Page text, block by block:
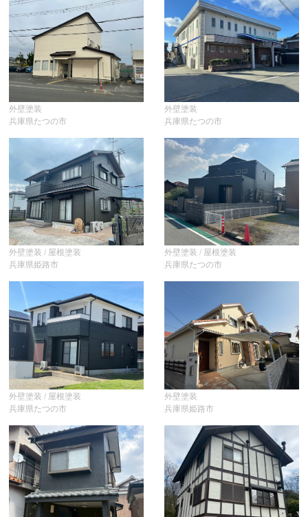
外壁塗装
兵庫県たつの市
外壁塗装
兵庫県たつの市
外壁塗装 / 屋根塗装
兵庫県姫路市
外壁塗装 / 屋根塗装
兵庫県たつの市
外壁塗装 / 屋根塗装
兵庫県たつの市
外壁塗装
兵庫県姫路市